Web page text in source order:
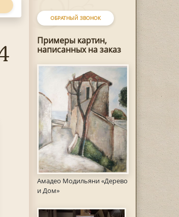
ОБРАТНЫЙ ЗВОНОК
Примеры картин,
написанных на заказ
Амадео Модильяни «Дерево
и Дом»